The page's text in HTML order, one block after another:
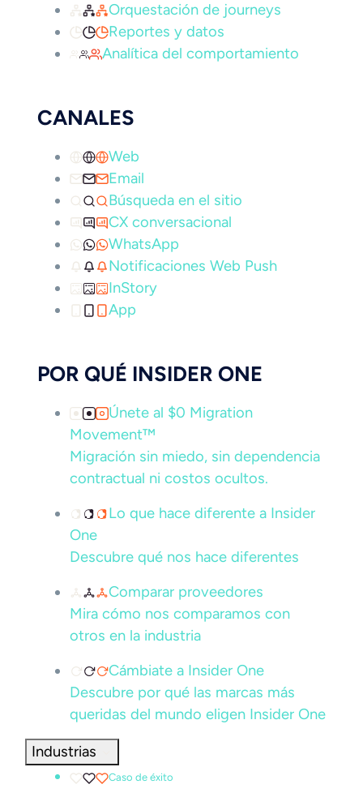
Orquestación de journeys
Reportes y datos
Analítica del comportamiento
CANALES
Web
Email
Búsqueda en el sitio
CX conversacional
WhatsApp
Notificaciones Web Push
InStory
App
POR QUÉ INSIDER ONE
Únete al $0 Migration
Movement™
Migración sin miedo, sin dependencia
contractual ni costos ocultos.
Lo que hace diferente a Insider
One
Descubre qué nos hace diferentes
Comparar proveedores
Mira cómo nos comparamos con
otros en la industria
Cámbiate a Insider One
Descubre por qué las marcas más
queridas del mundo eligen Insider One
Industrias
Caso de éxito